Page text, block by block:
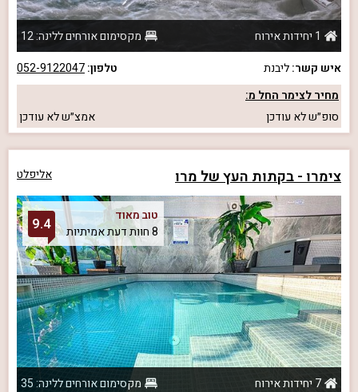
1 יחידות אירוח
מקסימום אורחים ללינה: 12
איש קשר:ליבנת טלפון:052-9122047
מחיר לצימר החל מ:
סופ״שלא עודכן אמצ״שלא עודכן
צימרו - בקתות העץ של מרו אליפלט
טוב מאוד
8 חוות דעת אמיתיות
9.4
7 יחידות אירוח
מקסימום אורחים ללינה: 35